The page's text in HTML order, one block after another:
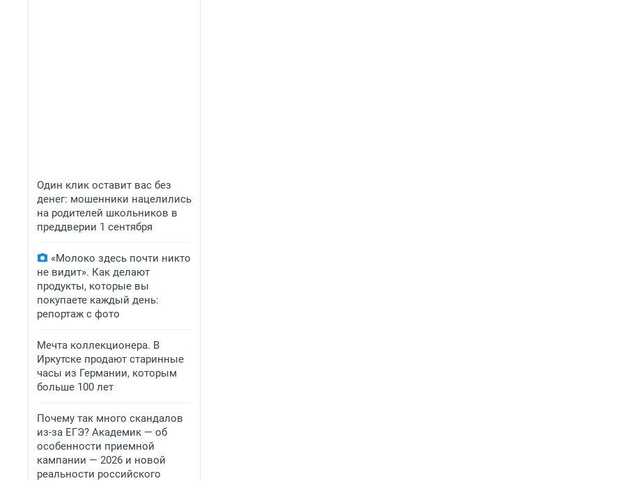
Один клик оставит вас без
денег: мошенники нацелились
на родителей школьников в
преддверии 1 сентября
«Молоко здесь почти никто
не видит». Как делают
продукты, которые вы
покупаете каждый день:
репортаж с фото
Мечта коллекционера. В
Иркутске продают старинные
часы из Германии, которым
больше 100 лет
Почему так много скандалов
из-за ЕГЭ? Академик — об
особенности приемной
кампании — 2026 и новой
реальности российского